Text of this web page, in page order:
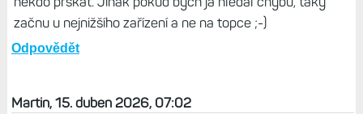
začnu u nejnižšího zařízení a ne na topce ;-)
Odpovědět
Martin, 15. duben 2026, 07:02